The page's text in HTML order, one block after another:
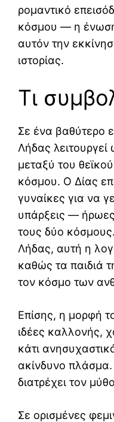
ρομαντικό
κόσμου — η ένωση
αυτόν την
ιστορίας.
Τι
Σε ένα βαθύτερο
Λήδας
μεταξύ του
κόσμου. Ο Δίας
γυναίκες για να
υπάρξεις —
τους δύο
Λήδας, αυτή η
καθώς τα παιδιά
τον κόσμο των
Επίσης, η μορφή
ιδέες καλλονής,
κάτι
ακίνδυνο
διατρέχει τον
Σε ορισμένες